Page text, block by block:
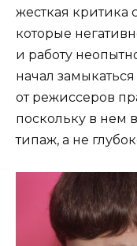
жесткая критика
которые
и работу
начал
от режиссеров
поскольку в нем
типаж, а не